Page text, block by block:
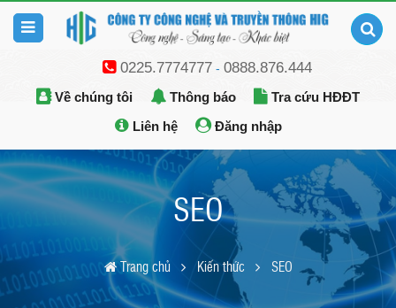
0225.7774777- 0888.876.444
Về chúng tôi Thông báo
Tra cứu HĐĐT
Liên hệ
Đăng nhập
SEO
Trang chủ Kiến thức SEO